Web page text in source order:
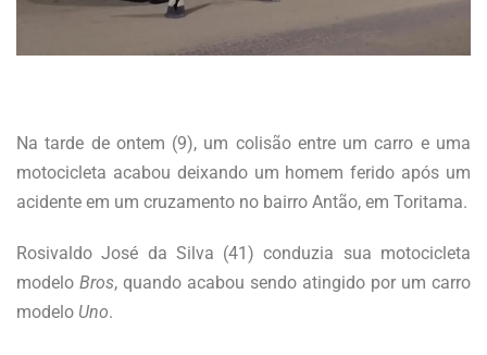
Na tarde de ontem (9), um colisão entre um carro e uma
motocicleta acabou deixando um homem ferido após um
acidente em um cruzamento no bairro Antão, em Toritama.
Rosivaldo José da Silva (41) conduzia sua motocicleta
modelo Bros, quando acabou sendo atingido por um carro
modelo Uno.